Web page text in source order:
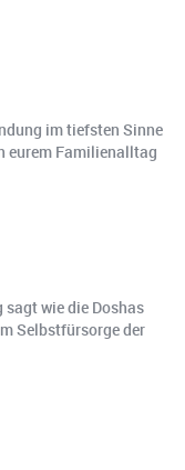
im tiefsten Sinne
eurem Familienalltag
wie die Doshas
Selbstfürsorge der